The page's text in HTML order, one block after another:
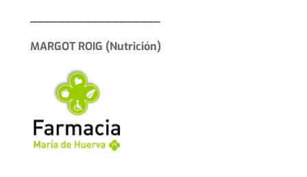
MARGOT ROIG (Nutrición)